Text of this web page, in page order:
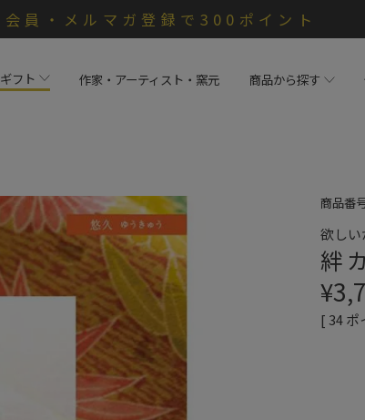
会員・メルマガ登録で300ポイント
ギフト 作家・アーティスト・窯元 商品から探す
商品番
欲しい
絆
¥
[34 ポ